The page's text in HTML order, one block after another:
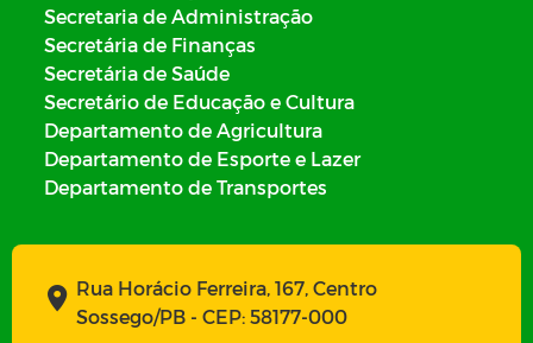
Secretaria de Administração
Secretária de Finanças
Secretária de Saúde
Secretário de Educação e Cultura
Departamento de Agricultura
Departamento de Esporte e Lazer
Departamento de Transportes
Rua Horácio Ferreira, 167, Centro
Sossego/PB - CEP: 58177-000